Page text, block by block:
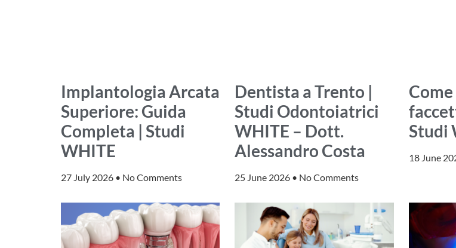
Implantologia Arcata
Superiore: Guida
Completa | Studi
WHITE
27 July 2026 No Comments
Dentista a Trento |
Studi Odontoiatrici
WHITE – Dott.
Alessandro Costa
25 June 2026 No Comments
Studi
18 June